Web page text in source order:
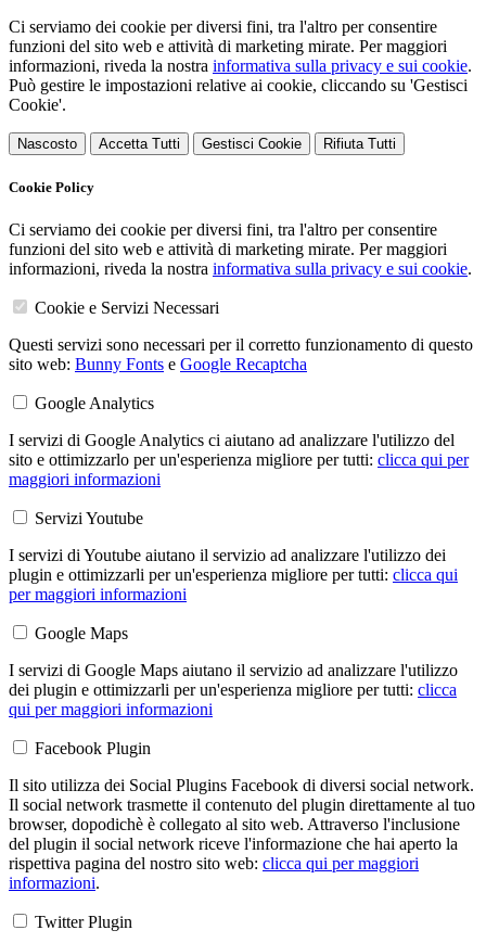
Ci serviamo dei cookie per diversi fini, tra l'altro per consentire
funzioni del sito web e attività di marketing mirate. Per maggiori
informazioni, riveda la nostra informativa sulla privacy e sui cookie.
Può gestire le impostazioni relative ai cookie, cliccando su 'Gestisci
Cookie'.
Nascosto Accetta Tutti Gestisci Cookie Rifiuta Tutti
Cookie Policy
Ci serviamo dei cookie per diversi fini, tra l'altro per consentire
funzioni del sito web e attività di marketing mirate. Per maggiori
informazioni, riveda la nostra informativa sulla privacy e sui cookie.
Cookie e Servizi Necessari
Questi servizi sono necessari per il corretto funzionamento di questo
sito web: Bunny Fonts e Google Recaptcha
Google Analytics
I servizi di Google Analytics ci aiutano ad analizzare l'utilizzo del
sito e ottimizzarlo per un'esperienza migliore per tutti: clicca qui per
maggiori informazioni
Servizi Youtube
I servizi di Youtube aiutano il servizio ad analizzare l'utilizzo dei
plugin e ottimizzarli per un'esperienza migliore per tutti: clicca qui
per maggiori informazioni
Google Maps
I servizi di Google Maps aiutano il servizio ad analizzare l'utilizzo
dei plugin e ottimizzarli per un'esperienza migliore per tutti: clicca
qui per maggiori informazioni
Facebook Plugin
Il sito utilizza dei Social Plugins Facebook di diversi social network.
Il social network trasmette il contenuto del plugin direttamente al tuo
browser, dopodichè è collegato al sito web. Attraverso l'inclusione
del plugin il social network riceve l'informazione che hai aperto la
rispettiva pagina del nostro sito web: clicca qui per maggiori
informazioni.
Twitter Plugin